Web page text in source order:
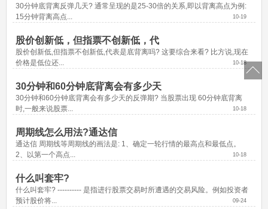
30分钟底背离反弹几天? 通常呈现的是25-30倍的关系,即以背离高点为例:
15分钟背离高点...
10-19
股价创新低，但指票不创新低，代
股价创新低,但指票不创新低,代表是底背离吗? 这要综合来看? 比方说,现在
价格是低位还...
10-18
30分钟和60分钟底背离会有多少天
30分钟和60分钟底背离会有多少天的反弹期? 当股票出现 60分钟底背离
时,一般来说股票...
10-18
周期线怎么用法?通达信
通达信 周期线等周期线的画法是: 1、确定一轮行情的最高点和最低点。
2、以第一个高点...
10-18
什么叫套牢?
什么叫套牢? ---------- 是指进行股票交易时所遭遇的交易风险。例如投资者
预计股价将...
09-24